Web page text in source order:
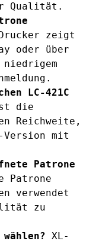
Qualität.
zeigt
oder über
LC-421C
die
Reichweite,
Version mit
Patrone
Patrone
verwendet
zu
XL-